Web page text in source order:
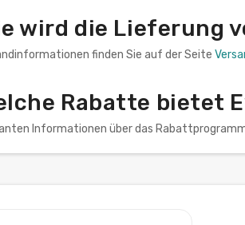
wird die Lieferung
finden Sie auf der Seite
Rabatte bietet
Informationen über das